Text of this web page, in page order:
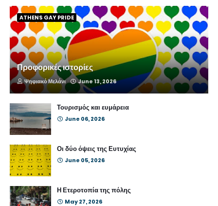
ATHENS GAY PRIDE
Προφορικές ιστορίες
Ψηφιακό Μελάνι June 13, 2026
Τουρισμός και ευμάρεια
June 06, 2026
Οι δύο όψεις της Ευτυχίας
June 05, 2026
Η Ετεροτοπία της πόλης
May 27, 2026